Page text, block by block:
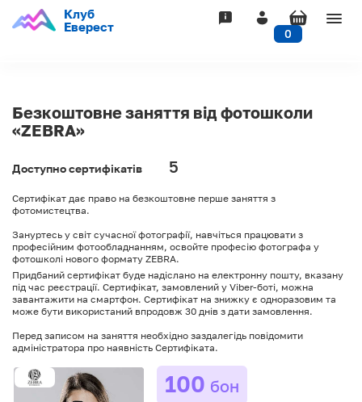
Клуб
Еверест
0
Безкоштовне заняття від фотошколи
«ZEBRA»
Доступно сертифікатів 5
Сертифікат дає право на безкоштовне перше заняття з
фотомистецтва.
Зануртесь у світ сучасної фотографії, навчіться працювати з
професійним фотообладнанням, освойте професію фотографа у
фотошколі нового формату ZEBRA.
Придбаний сертифікат буде надіслано на електронну пошту, вказану
під час реєстрації. Сертифікат, замовлений у Viber-боті, можна
завантажити на смартфон. Сертифікат на знижку є одноразовим та
може бути використаний впродовж 30 днів з дати замовлення.
Перед записом на заняття необхідно заздалегідь повідомити
адміністратора про наявність Сертифіката.
100 бон